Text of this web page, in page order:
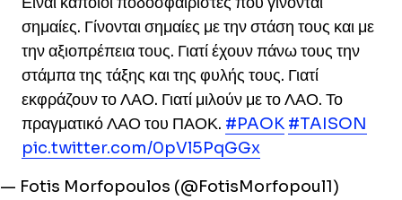
σημαίες. Γίνονται σημαίες με την στάση τους και με
την αξιοπρέπεια τους. Γιατί έχουν πάνω τους την
στάμπα της τάξης και της φυλής τους. Γιατί
εκφράζουν το ΛΑΟ. Γιατί μιλούν με το ΛΑΟ. Το
πραγματικό ΛΑΟ του ΠΑΟΚ. #PAOK #TAISON
pic.twitter.com/0pVl5PqGGx
— Fotis Morfopoulos (@FotisMorfopoul1)